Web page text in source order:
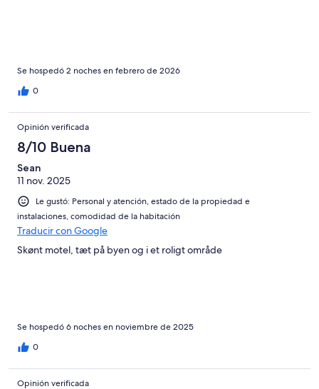
Se hospedó 2 noches en febrero de 2026
0
Opinión verificada
8/10 Buena
Sean
11 nov. 2025
Le gustó: Personal y atención, estado de la propiedad e
instalaciones, comodidad de la habitación
Traducir con Google
Skønt motel, tæt på byen og i et roligt område
Se hospedó 6 noches en noviembre de 2025
0
Opinión verificada